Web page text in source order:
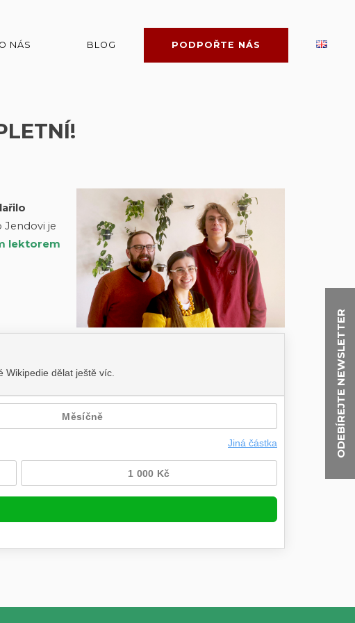
ODEBÍREJTE NEWSLETTER
O NÁS BLOG PODPOŘTE NÁS
Jendovi je
lektorem